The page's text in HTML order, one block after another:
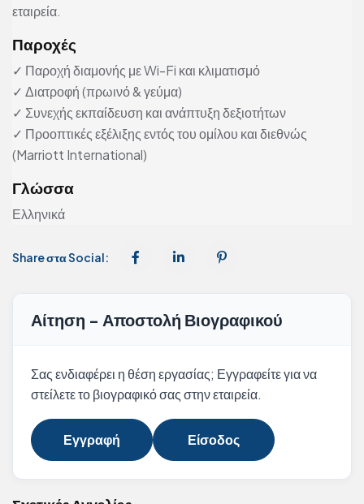
εταιρεία.
Παροχές
✓ Παροχή διαμονής με Wi-Fi και κλιματισμό
✓ Διατροφή (πρωινό & γεύμα)
✓ Συνεχής εκπαίδευση και ανάπτυξη δεξιοτήτων
✓ Προοπτικές εξέλιξης εντός του ομίλου και διεθνώς
(Marriott International)
Γλώσσα
Ελληνικά
Share στα Social:
Αίτηση - Αποστολή Βιογραφικού
Σας ενδιαφέρει η θέση εργασίας; Εγγραφείτε για να
στείλετε το βιογραφικό σας στην εταιρεία.
Εγγραφή Είσοδος